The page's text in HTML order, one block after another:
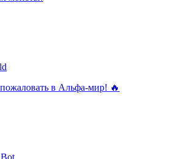
в Альфа-мир! 🔥